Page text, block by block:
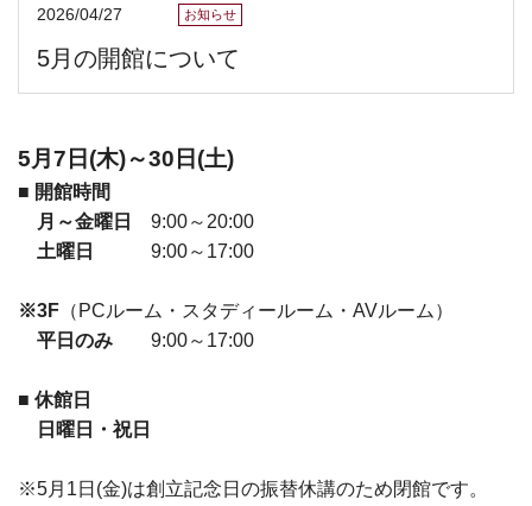
2026/04/27 お知らせ
5月の開館について
5月7日(木)～30日(土)
■ 開館時間
月～金曜日
9:00～20:00
土曜日
9:00～17:00
※3F （PCルーム・スタディールーム・AVルーム）
平日のみ 9:00～17:00
■ 休館日
日曜日・祝日
※5月1日(金)は創立記念日の振替休講のため閉館です。